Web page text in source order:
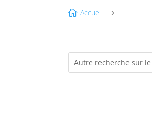
 Accueil 5